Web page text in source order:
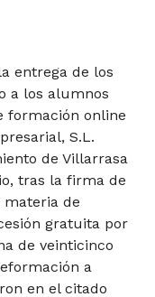
entrega de los
a los alumnos
formación online
S.L.
de Villarrasa
tras la firma de
materia de
gratuita por
de veinticinco
a
en el citado